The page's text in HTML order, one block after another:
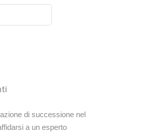
di successione nel
a un esperto